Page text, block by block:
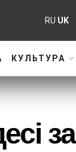
RU UK
КУЛЬТУРА